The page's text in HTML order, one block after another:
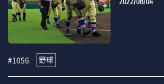
2022/08/04
#1056 野球